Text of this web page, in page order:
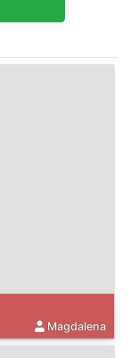
Magdalena